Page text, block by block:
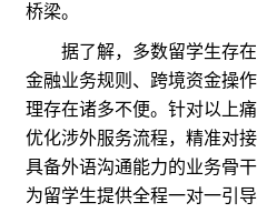
桥梁。
据了解，多数留学生存在
金融业务规则、跨境资金操
理存在诸多不便。针对以上
优化涉外服务流程，精准对
具备外语沟通能力的业务骨
为留学生提供全程一对一引